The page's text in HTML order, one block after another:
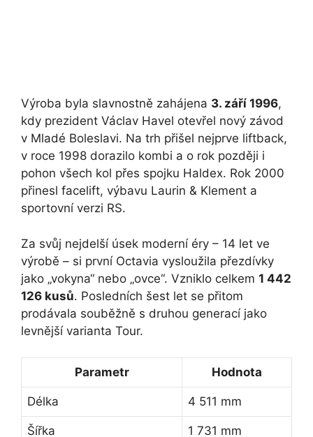
Výroba byla slavnostně zahájena 3. září 1996,
kdy prezident Václav Havel otevřel nový závod
v Mladé Boleslavi. Na trh přišel nejprve liftback,
v roce 1998 dorazilo kombi a o rok později i
pohon všech kol přes spojku Haldex. Rok 2000
přinesl facelift, výbavu Laurin & Klement a
sportovní verzi RS.
Za svůj nejdelší úsek moderní éry – 14 let ve
výrobě – si první Octavia vysloužila přezdívky
jako „vokyna“ nebo „ovce“. Vzniklo celkem 1 442
126 kusů. Posledních šest let se přitom
prodávala souběžně s druhou generací jako
levnější varianta Tour.
Parametr Hodnota
Délka 4 511 mm
Šířka 1 731 mm